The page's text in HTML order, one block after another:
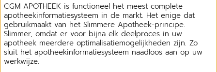
CGM APOTHEEK is functioneel het meest complete
apotheekinformatiesysteem in de markt. Het enige dat
gebruikmaakt van het Slimmere Apotheek-principe.
Slimmer, omdat er voor bijna elk deelproces in uw
apotheek meerdere optimalisatiemogelijkheden zijn. Zo
sluit het apotheekinformatiesysteem naadloos aan op uw
werkwijze.